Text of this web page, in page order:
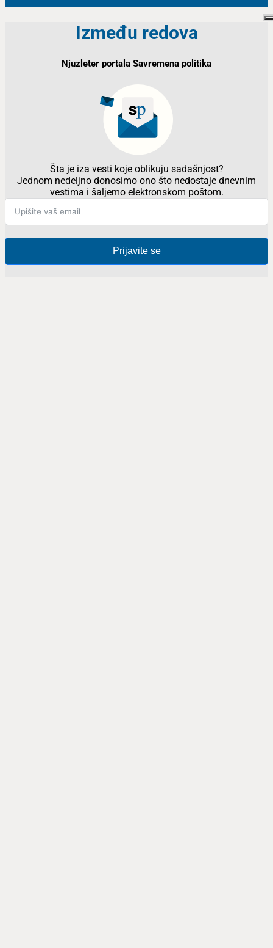
Između redova
Njuzleter portala Savremena politika
Šta je iza vesti koje oblikuju sadašnjost?
Jednom nedeljno donosimo ono što nedostaje dnevnim
vestima i šaljemo elektronskom poštom.
Prijavite se